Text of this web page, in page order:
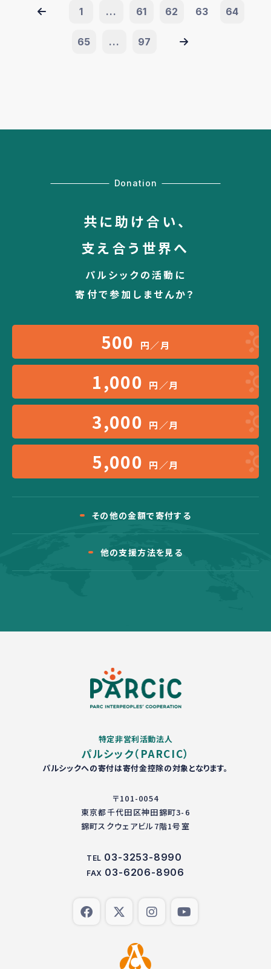
1 ... 61 62 63 64
65 ... 97
Donation
共に助け合い、
支え合う世界へ
パルシックの活動に
寄付で参加しませんか？
500 円／月
1,000 円／月
3,000 円／月
5,000 円／月
その他の金額で寄付する
他の支援方法を見る
特定非営利活動法人
パルシック（PARCIC）
パルシックへの寄付は寄付金控除の対象となります。
〒101-0054
東京都千代田区神田錦町3-6
錦町スクウェアビル7階1号室
TEL 03-3253-8990
FAX 03-6206-8906